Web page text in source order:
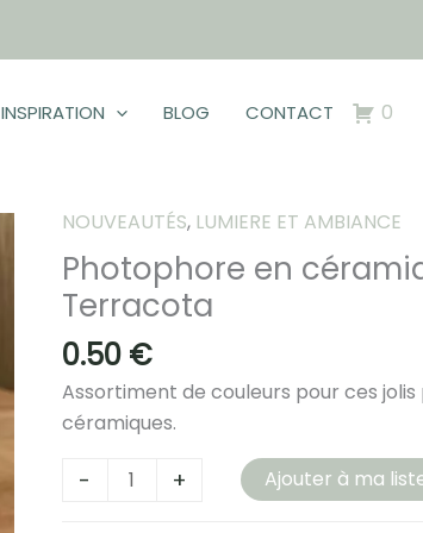
INSPIRATION BLOG CONTACT 0
NOUVEAUTÉS, LUMIERE ET AMBIANCE
Photophore en
Terracota
0.50 €
Assortiment de couleurs pour ces
céramiques.
-
quantité
+ Ajouter à ma